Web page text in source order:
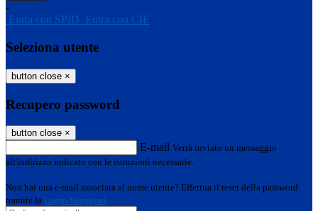
-
Entra con SPID Entra con CIE
Seleziona utente
button close ×
Recupero password
button close ×
E-mail Verrà inviato un messaggio
all'indirizzo indicato con le istruzioni necessarie.
Non hai una e-mail associata al nome utente? Effettua il reset della password
tramite la Login Spaggiari